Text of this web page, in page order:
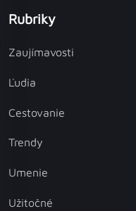
Rubriky
Zaujímavosti
Ľudia
Cestovanie
Trendy
Umenie
Užitočné